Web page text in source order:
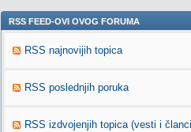
RSS FEED-OVI OVOG FORUMA
RSS najnovijih topica
RSS poslednjih poruka
RSS izdvojenjih topica (vesti i